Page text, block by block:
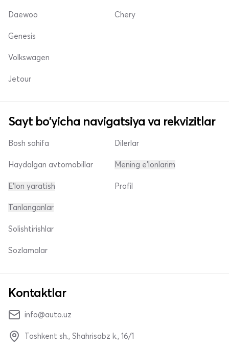
Daewoo Chery
Genesis
Volkswagen
Jetour
Sayt bo'yicha navigatsiya va rekvizitlar
Bosh sahifa
Haydalgan avtomobillar
E'lon yaratish
Dilerlar
Mening e'lonlarim
Profil
Tanlanganlar
Solishtirishlar
Sozlamalar
Kontaktlar
info@auto.uz
Toshkent sh., Shahrisabz k., 16/1